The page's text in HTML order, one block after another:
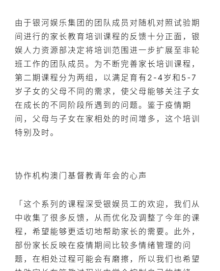
由于银河娱乐集团的团队成员对随机对照试验期
间进行的家长教育培训课程的反馈十分正面，银
娱人力资源部决定将培训范围进一步扩展至非轮
班工作的团队成员。为不断完善家长培训课程，
第二期课程分为两组，以满足育有2-4岁和5-7
岁子女的父母不同的需求，使父母能够关注子女
在成长的不同阶段所遇到的问题。鉴于疫情期
间，父母与子女在家相处的时间增多，这个培训
特别及时。
协作机构澳门基督教青年会的心声
「这个系列的课程深受银娱员工的欢迎，我们从
中收集了很多反馈，从而优化及调整了今年的课
程，希望能够更适切地帮助家长的需要。此外，
部份家长反映在疫情期间比较多情绪管理的问
题，在相处过程可能会有磨擦，所以我们也希望